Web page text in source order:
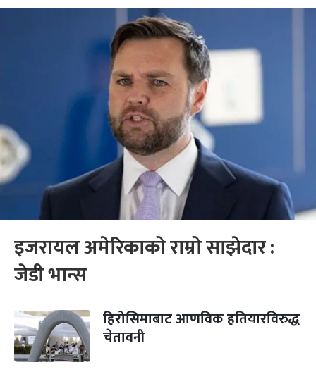
इजरायल अमेरिकाको राम्रो साझेदार :
जेडी भान्स
हिरोसिमाबाट आणविक हतियारविरुद्ध
चेतावनी